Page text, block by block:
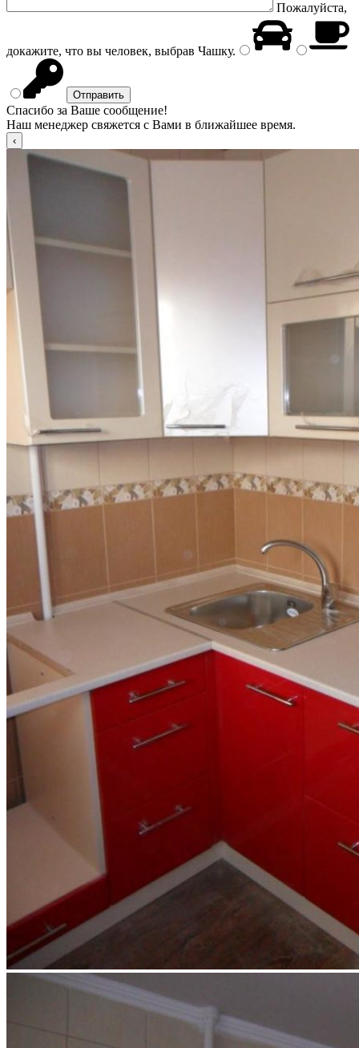
Пожалуйста,
докажите, что вы человек, выбрав Чашку.
Спасибо за Ваше сообщение!
Наш менеджер свяжется с Вами в ближайшее время.